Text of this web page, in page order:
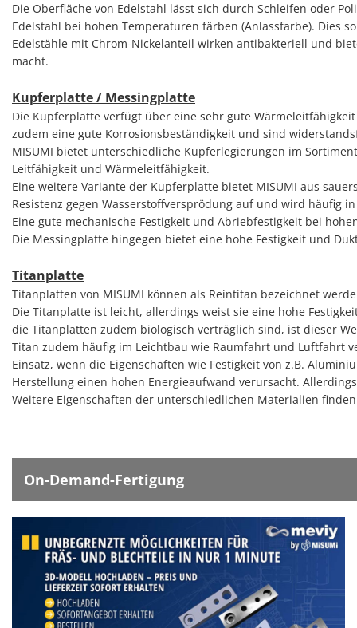
Die Oberfläche von Edelstahl lässt sich durch Schleifen oder
Edelstahl bei hohen Temperaturen färben (Anlassfarbe). Dies
Edelstähle mit Chrom-Nickelanteil wirken antibakteriell und
macht.
Kupferplatte / Messingplatte
Die Kupferplatte verfügt über eine sehr gute
zudem eine gute Korrosionsbeständigkeit und sind
MISUMI bietet unterschiedliche Kupferlegierungen im
Leitfähigkeit und Wärmeleitfähigkeit.
Eine weitere Variante der Kupferplatte bietet MISUMI aus
Resistenz gegen Wasserstoffversprödung auf und wird häufig
Eine gute mechanische Festigkeit und Abriebfestigkeit bei
Die Messingplatte hingegen bietet eine hohe Festigkeit und
Titanplatte
Titanplatten von MISUMI können als Reintitan bezeichnet
Die Titanplatte ist leicht, allerdings weist sie eine hohe
die Titanplatten zudem biologisch verträglich sind, ist dieser
Titan zudem häufig im Leichtbau wie Raumfahrt und Luftfahrt
Einsatz, wenn die Eigenschaften wie Festigkeit von z.B.
Herstellung einen hohen Energieaufwand verursacht.
Weitere Eigenschaften der unterschiedlichen Materialien
On-Demand-Fertigung